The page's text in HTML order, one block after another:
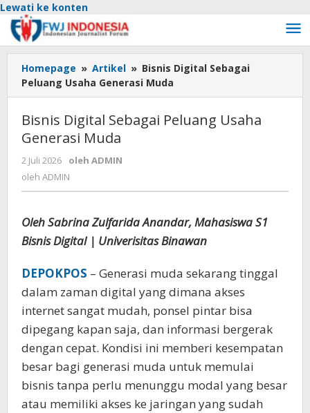
Lewati ke konten
Homepage » Artikel » Bisnis Digital Sebagai
Peluang Usaha Generasi Muda
Bisnis Digital Sebagai Peluang Usaha
Generasi Muda
2 Juli 2026 oleh ADMIN
oleh ADMIN
Oleh Sabrina Zulfarida Anandar, Mahasiswa S1
Bisnis Digital | Univerisitas Binawan
DEPOKPOS – Generasi muda sekarang tinggal
dalam zaman digital yang dimana akses
internet sangat mudah, ponsel pintar bisa
dipegang kapan saja, dan informasi bergerak
dengan cepat. Kondisi ini memberi kesempatan
besar bagi generasi muda untuk memulai
bisnis tanpa perlu menunggu modal yang besar
atau memiliki akses ke jaringan yang sudah